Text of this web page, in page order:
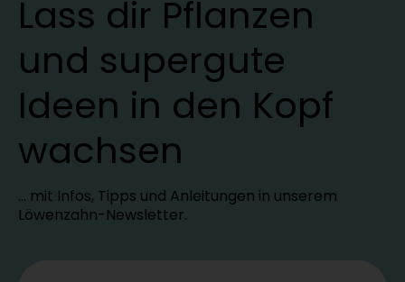
Lass dir Pflanzen
und supergute
Ideen in den Kopf
wachsen
… mit Infos, Tipps und Anleitungen in unserem
Löwenzahn-Newsletter.